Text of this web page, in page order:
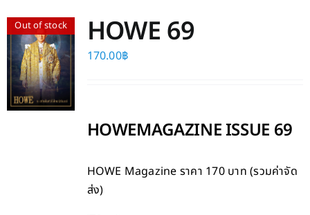
Out of stock HOWE 69
170.00฿
HOWEMAGAZINE ISSUE 69
HOWE Magazine ราคา 170 บาท (รวมค่าจัด
ส่ง)